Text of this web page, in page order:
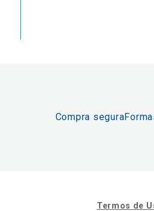
Compra segura
Termos de